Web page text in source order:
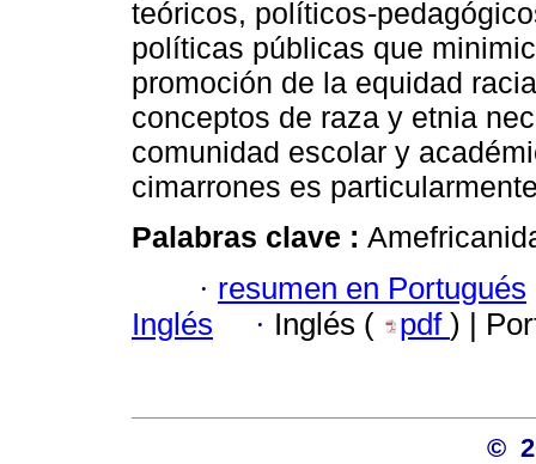
teóricos, políticos-
políticas públicas que
promoción de la equidad
conceptos de raza y etnia
comunidad escolar y
cimarrones es
Palabras clave :
· resumen en Portugués
Inglés
· Inglés ( pdf ) |
©